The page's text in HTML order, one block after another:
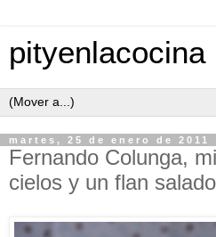
pityenlacocina
martes, 25 de enero de 2011
Fernando Colunga,
cielos y un flan